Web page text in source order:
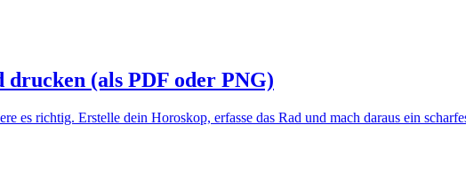
drucken (als PDF oder PNG)
es richtig. Erstelle dein Horoskop, erfasse das Rad und mach daraus ein